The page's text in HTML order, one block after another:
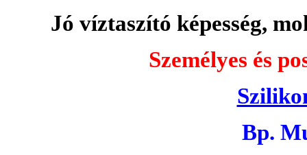
Jó víztaszító képesség,
Személyes és
Bp.